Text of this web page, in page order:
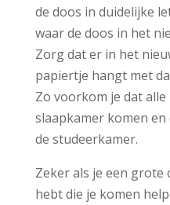
de doos in duidelijke
waar de doos in het
Zorg dat er in het
papiertje hangt met
Zo voorkom je dat
slaapkamer komen
de studeerkamer.
Zeker als je een grote
hebt die je komen